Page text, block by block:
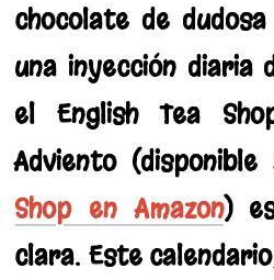
chocolate de
una inyección diaria
el English Tea
Adviento (disponible
Shop en Amazon)
clara. Este